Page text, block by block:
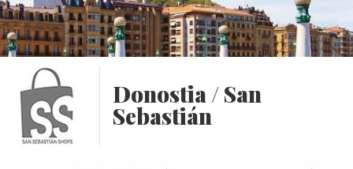
Donostia / San
Sebastián